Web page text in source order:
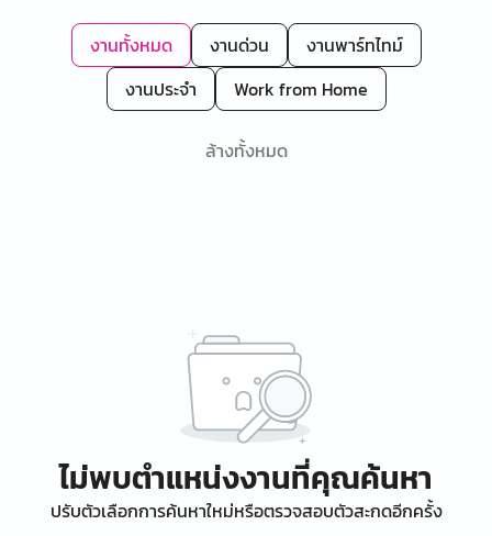
งานทั้งหมด งานด่วน
งานพาร์ทไทม์
งานประจำ
Work from Home
ล้างทั้งหมด
ไม่พบตำแหน่งงานที่คุณค้นหา
ปรับตัวเลือกการค้นหาใหม่หรือตรวจสอบตัวสะกดอีกครั้ง